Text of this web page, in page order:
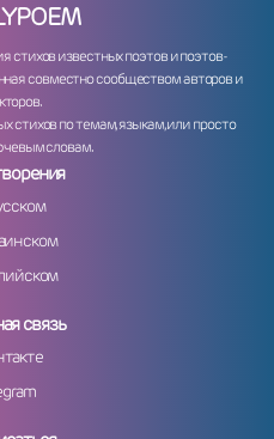
POEM
стихов известных поэтов и поэтов-
совместно сообществом авторов и
стихов по темам, языкам, или просто
словам.
связь